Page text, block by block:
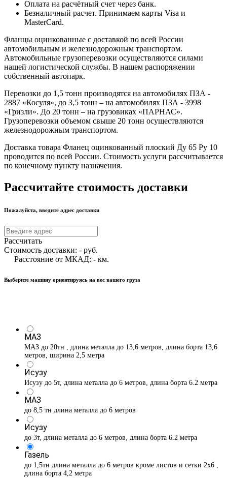
Оплата на расчётный счет через банк.
Безналичный расчет. Принимаем карты Visa и
MasterCard.
Фланцы оцинкованные с доставкой по всей России
автомобильным и железнодорожным транспортом.
Автомобильные грузоперевозки осуществляются силами
нашей логистической службы. В нашем распоряжении
собственный автопарк.
Перевозки до 1,5 тонн производятся на автомобилях ПЗА -
2887 «Косуля», до 3,5 тонн – на автомобилях ПЗА - 3998
«Гризли». До 20 тонн – на грузовиках «ПАРНАС».
Грузоперевозки объемом свыше 20 тонн осуществляются
железнодорожным транспортом.
Доставка товара Фланец оцинкованный плоский Ду 65 Ру 10
проводится по всей России. Стоимость услуги рассчитывается
по конечному пункту назначения.
Рассчитайте стоимость доставки
Пожалуйста, введите адрес доставки
Рассчитать
Стоимость доставки: - руб.
Расстояние от МКАД: - км.
Выберите машину ориентируясь на вес вашего груза
МАЗ
МАЗ до 20тн , длина металла до 13,6 метров, длина борта 13,6
метров, ширина 2,5 метра
Исузу
Исузу до 5т, длина металла до 6 метров, длина борта 6.2 метра
МАЗ
до 8,5 тн длина металла до 6 метров
Исузу
до 3т, длина металла до 6 метров, длина борта 6.2 метра
Газель
до 1,5тн длина металла до 6 метров кроме листов и сетки 2х6 ,
длина борта 4,2 метра